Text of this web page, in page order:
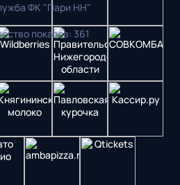
ФК "Пари НН"
показов: 361